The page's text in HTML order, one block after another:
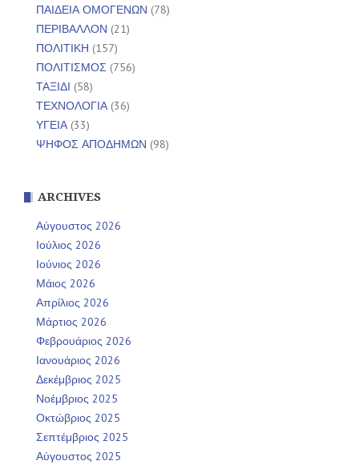
ΠΑΙΔΕΙΑ ΟΜΟΓΕΝΩΝ (78)
ΠΕΡΙΒΑΛΛΟΝ (21)
ΠΟΛΙΤΙΚΗ (157)
ΠΟΛΙΤΙΣΜΟΣ (756)
ΤΑΞΙΔΙ (58)
ΤΕΧΝΟΛΟΓΙΑ(36)
ΥΓΕΙΑ(33)
ΨΗΦΟΣ ΑΠΟΔΗΜΩΝ (98)
ARCHIVES
Αύγουστος 2026
Ιούλιος 2026
Ιούνιος 2026
Μάιος 2026
Απρίλιος 2026
Μάρτιος 2026
Φεβρουάριος 2026
Ιανουάριος 2026
Δεκέμβριος 2025
Νοέμβριος 2025
Οκτώβριος 2025
Σεπτέμβριος 2025
Αύγουστος 2025